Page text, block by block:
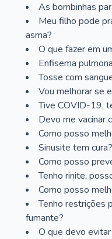
As bombinhas
Meu filho pode
asma?
O que fazer em
Enfisema
Tosse com
Vou melhorar se
Tive COVID-19,
Devo me vacinar
Como posso
Sinusite tem cura?
Como posso
Tenho rinite,
Como posso
Tenho restrições
fumante?
O que devo